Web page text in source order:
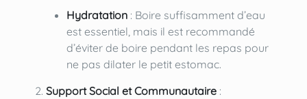
Hydratation: Boire suffisamment d’eau
est essentiel, mais il est recommandé
d’éviter de boire pendant les repas pour
ne pas dilater le petit estomac.
Support Social et Communautaire: